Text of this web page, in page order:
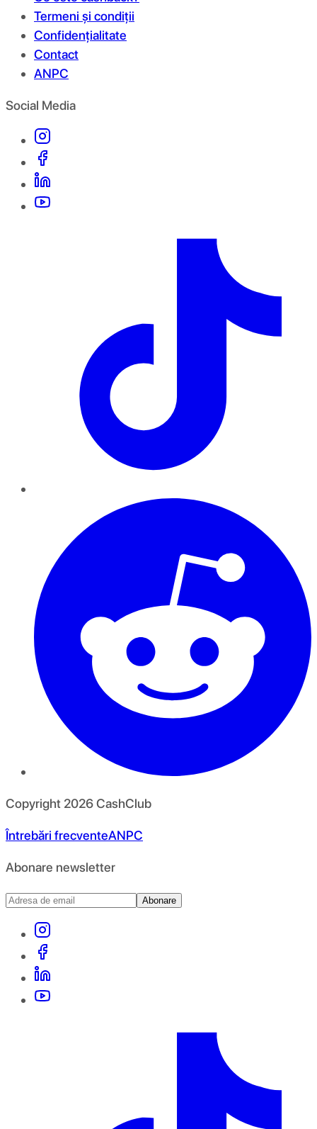
Termeni și condiții
Confidențialitate
Contact
ANPC
Social Media
Copyright 2026CashClub
Întrebări frecventeANPC
Abonare newsletter
Abonare